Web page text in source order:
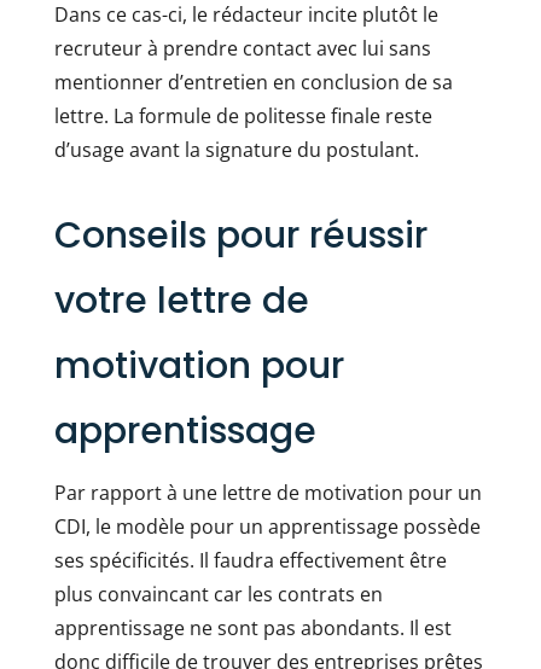
Dans ce cas-ci, le rédacteur incite plutôt le
recruteur à prendre contact avec lui sans
mentionner d’entretien en conclusion de sa
lettre. La formule de politesse finale reste
d’usage avant la signature du postulant.
Conseils pour réussir
votre lettre de
motivation pour
apprentissage
Par rapport à une lettre de motivation pour un
CDI, le modèle pour un apprentissage possède
ses spécificités. Il faudra effectivement être
plus convaincant car les contrats en
apprentissage ne sont pas abondants. Il est
donc difficile de trouver des entreprises prêtes